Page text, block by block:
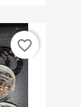
favorite_border